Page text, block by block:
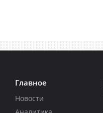
Главное
Новости